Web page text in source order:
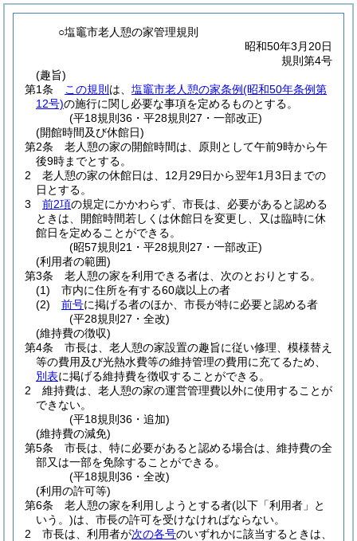
○塩竈市老人憩の家管理規則
昭和50年3月20日
規則第4号
(趣旨)
第1条
この規則 は、 塩竈市老人憩の家条例(昭和50年条例第
12号)の施行に関し必要な事項を定めるものとする。
(平18規則36・平28規則27・一部改正)
(開館時間及び休館日)
第2条
老人憩の家の開館時間は、原則として午前9時から午
後9時までとする。
2
老人憩の家の休館日は、12月29日から翌年1月3日までの
日とする。
3
前2項の規定にかかわらず、市長は、必要があると認める
ときは、開館時間若しくは休館日を変更し、又は臨時に休
館日を定めることができる。
(昭57規則21・平28規則27・一部改正)
(利用者の範囲)
第3条
老人憩の家を利用できる者は、次のとおりとする。
(1)
市内に住所を有する60歳以上の者
(2)
前号に掲げる者のほか、市長が特に必要と認める者
(平28規則27・全改)
(維持費の徴収)
第4条
市長は、老人憩の家設置の趣旨に従い修理、模様替え
等の費用及び光熱水費等の維持管理の費用に充てるため、
別表に掲げる維持費を徴収することができる。
2
維持費は、老人憩の家の運営管理費以外に使用することが
できない。
(平18規則36・追加)
(維持費の減免)
第5条
市長は、特に必要があると認める場合は、維持費の全
部又は一部を免除することができる。
(平18規則36・全改)
(利用の許可等)
第6条
老人憩の家を利用しようとする者(以下「利用者」と
いう。)は、市長の許可を受けなければならない。
2
市長は、利用者が次の各号のいずれかに該当するときは、